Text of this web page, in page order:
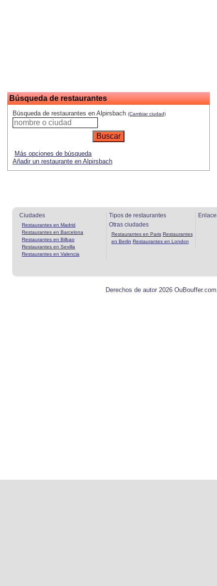
Búsqueda de restaurantes
Búsqueda de restaurantes en Alpirsbach (Cambiar ciudad)
Más opciones de búsqueda
Añadir un restaurante en Alpirsbach
Ciudades
Restaurantes en Madrid
Restaurantes en Barcelona
Restaurantes en Bilbao
Restaurantes en Sevilla
Restaurantes en Valencia
Tipos de restaurantes
Otras ciudades
Restaurantes en Paris Restaurantes
en Berlin Restaurantes en London
Derechos de autor 2026